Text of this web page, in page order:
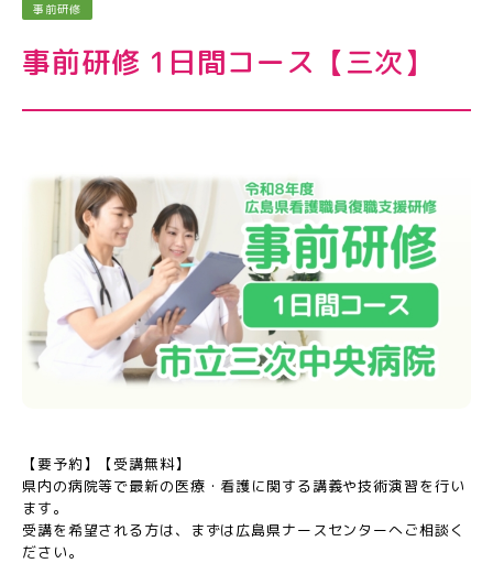
事前研修
事前研修 1日間コース【三次】
【要予約】【受講無料】
県内の病院等で最新の医療・看護に関する講義や技術演習を行い
ます。
受講を希望される方は、まずは広島県ナースセンターへご相談く
ださい。